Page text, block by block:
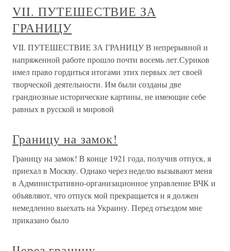
VII. ПУТЕШЕСТВИЕ ЗА
ГРАНИЦУ
VII. ПУТЕШЕСТВИЕ ЗА ГРАНИЦУ В непрерывной и
напряженной работе прошло почти восемь лет.Суриков
имел право гордиться итогами этих первых лет своей
творческой деятельности. Им были созданы две
грандиозные исторические картины, не имеющие себе
равных в русской и мировой
Границу на замок!
Границу на замок! В конце 1921 года, получив отпуск, я
приехал в Москву. Однако через неделю вызывают меня
в Административно-организационное управление ВЧК и
объявляют, что отпуск мой прекращается и я должен
немедленно выехать на Украину. Перед отъездом мне
приказано было